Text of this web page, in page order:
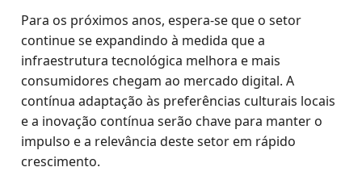
Para os próximos anos, espera-se que o setor
continue se expandindo à medida que a
infraestrutura tecnológica melhora e mais
consumidores chegam ao mercado digital. A
contínua adaptação às preferências culturais locais
e a inovação contínua serão chave para manter o
impulso e a relevância deste setor em rápido
crescimento.